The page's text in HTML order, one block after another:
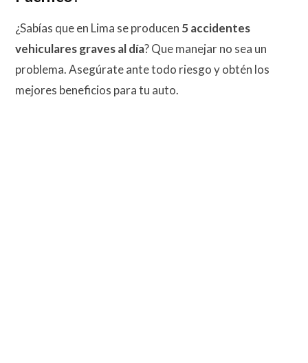
¿Sabías que en Lima se producen 5 accidentes
vehiculares graves al día? Que manejar no sea un
problema. Asegúrate ante todo riesgo y obtén los
mejores beneficios para tu auto.